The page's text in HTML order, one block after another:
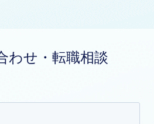
わせ・転職相談